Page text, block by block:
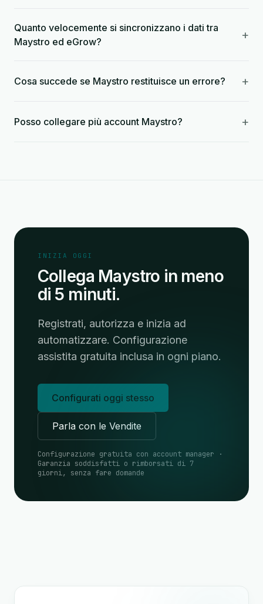
Quanto velocemente si sincronizzano i dati tra
Maystro ed eGrow?
+
Cosa succede se Maystro restituisce un errore? +
Posso collegare più account Maystro? +
INIZIA OGGI
Collega Maystro in meno
di 5 minuti.
Registrati, autorizza e inizia ad
automatizzare. Configurazione
assistita gratuita inclusa in ogni piano.
Configurati oggi stesso
Parla con le Vendite
Configurazione gratuita con account manager ·
Garanzia soddisfatti o rimborsati di 7
giorni, senza fare domande